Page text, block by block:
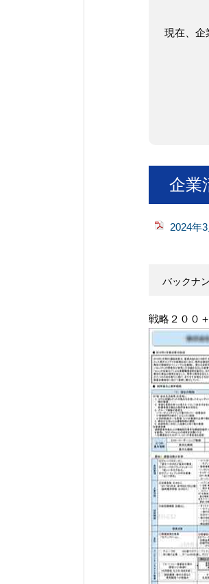
現在、企
企業
2024年
バックナ
戦略２００